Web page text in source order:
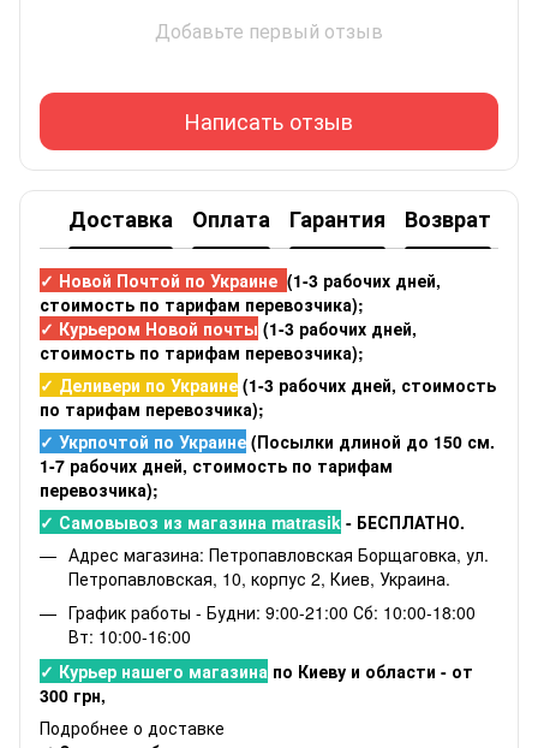
Добавьте первый отзыв
Написать отзыв
Доставка Оплата Гарантия Возврат
✓ Новой Почтой по Украине (1-3 рабочих дней,
стоимость по тарифам перевозчика);
✓ Курьером Новой почты (1-3 рабочих дней,
стоимость по тарифам перевозчика);
✓ Деливери по Украине (1-3 рабочих дней, стоимость
по тарифам перевозчика);
✓ Укрпочтой по Украине (Посылки длиной до 150 см.
1-7 рабочих дней, стоимость по тарифам
перевозчика);
✓ Самовывоз из магазина matrasik - БЕСПЛАТНО.
Адрес магазина: Петропавловская Борщаговка, ул.
Петропавловская, 10, корпус 2, Киев, Украина.
График работы - Будни: 9:00-21:00 Сб: 10:00-18:00
Вт: 10:00-16:00
✓ Курьер нашего магазина по Киеву и области - от
300 грн,
Подробнее о доставке